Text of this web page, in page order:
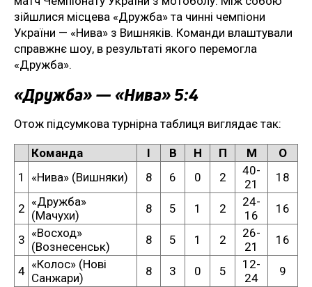
зійшлися місцева «Дружба» та чинні чемпіони
України — «Нива» з Вишняків. Команди влаштували
справжнє шоу, в результаті якого перемогла
«Дружба».
«Дружба» — «Нива» 5:4
Отож підсумкова турнірна таблиця виглядає так:
Команда І В Н П М
О
1
«Нива» (Вишняки) 8 6 0 2
40-
21
18
2 «Дружба»
(Мачухи)
8 5 1 2
24-
16
16
3 «Восход»
(Вознесенськ)
8 5 1 2
26-
21
16
4 «Колос» (Нові
Санжари)
8 3 0 5
12-
24
9